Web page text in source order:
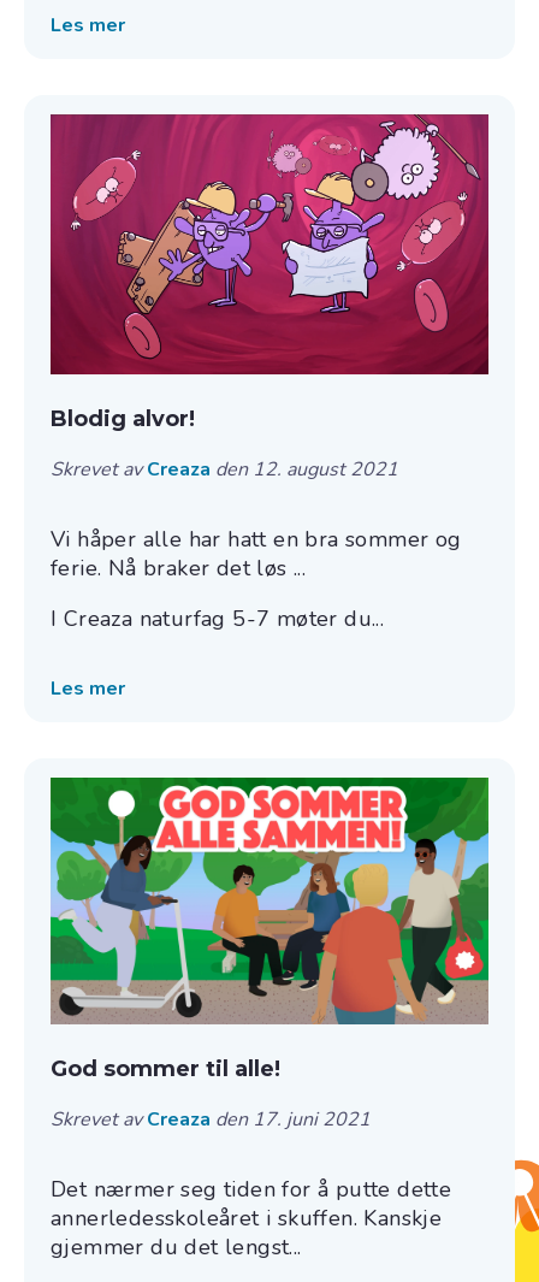
Les mer
Blodig alvor!
Skrevet avCreaza den 12. august 2021
Vi håper alle har hatt en bra sommer og
ferie. Nå braker det løs ...
I Creaza naturfag 5-7 møter du...
Les mer
God sommer til alle!
Skrevet avCreaza den 17. juni 2021
Det nærmer seg tiden for å putte dette
annerledesskoleåret i skuffen. Kanskje
gjemmer du det lengst...